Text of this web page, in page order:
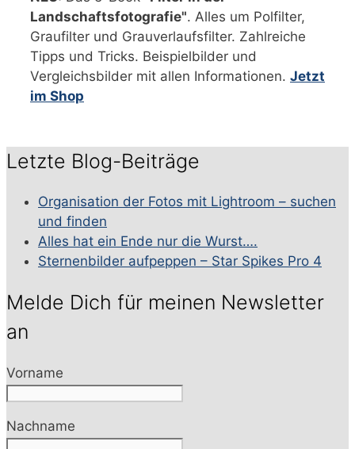
Landschaftsfotografie". Alles um Polfilter,
Graufilter und Grauverlaufsfilter. Zahlreiche
Tipps und Tricks. Beispielbilder und
Vergleichsbilder mit allen Informationen. Jetzt
im Shop
Letzte Blog-Beiträge
Organisation der Fotos mit Lightroom – suchen
und finden
Alles hat ein Ende nur die Wurst….
Sternenbilder aufpeppen – Star Spikes Pro 4
Melde Dich für meinen Newsletter
an
Vorname
Nachname